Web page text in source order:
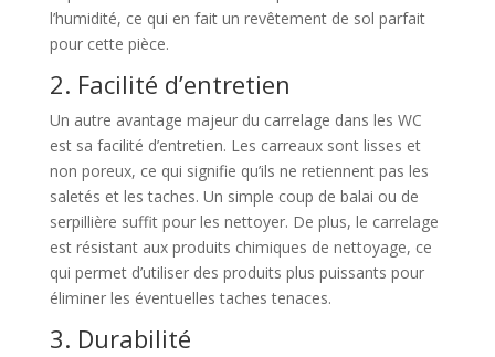
l’humidité, ce qui en fait un revêtement de sol parfait
pour cette pièce.
2. Facilité d’entretien
Un autre avantage majeur du carrelage dans les WC
est sa facilité d’entretien. Les carreaux sont lisses et
non poreux, ce qui signifie qu’ils ne retiennent pas les
saletés et les taches. Un simple coup de balai ou de
serpillière suffit pour les nettoyer. De plus, le carrelage
est résistant aux produits chimiques de nettoyage, ce
qui permet d’utiliser des produits plus puissants pour
éliminer les éventuelles taches tenaces.
3. Durabilité